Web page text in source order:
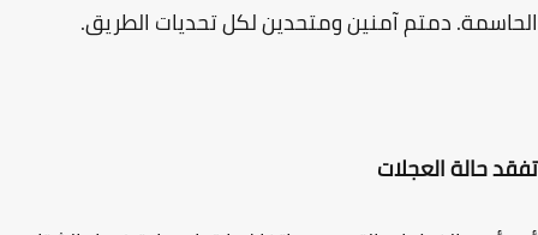
دمتم آمنين ومتحدين لكل تحديات الطريق.
حالة العجلات